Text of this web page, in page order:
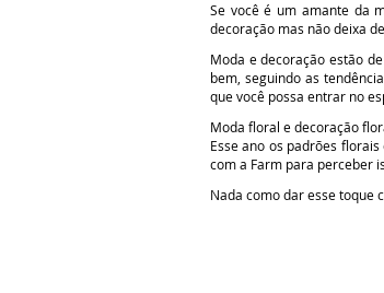
Se você é um amante da
decoração mas não deixa
Moda e decoração estão
bem, seguindo as
que você possa entrar no
Moda floral e decoração
Esse ano os padrões
com a Farm para perceber
Nada como dar esse toque